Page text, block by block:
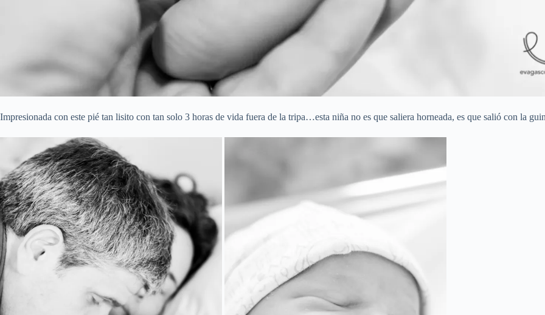
Impresionada con este pié tan lisito con tan solo 3 horas de vida fuera de la tripa…esta niña no es que saliera horneada, es que salió con la